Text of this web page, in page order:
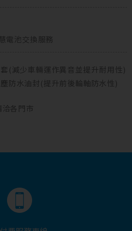
池交換服務
(減少車輛運作異音並提升耐用性)
防水油封(提升前後輪軸防水性)
各門市